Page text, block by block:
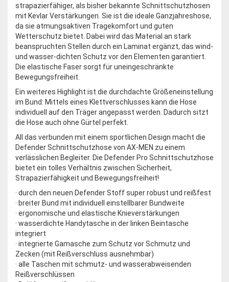
strapazierfähiger, als bisher bekannte Schnittschutzhosen
mit Kevlar Verstärkungen. Sie ist die ideale Ganzjahreshose,
da sie atmungsaktiven Tragekomfort und guten
Wetterschutz bietet. Dabei wird das Material an stark
beanspruchten Stellen durch ein Laminat ergänzt, das wind-
und wasser-dichten Schutz vor den Elementen garantiert.
Die elastische Faser sorgt für uneingeschränkte
Bewegungsfreiheit.
Ein weiteres Highlight ist die durchdachte Größeneinstellung
im Bund: Mittels eines Klettverschlusses kann die Hose
individuell auf den Träger angepasst werden. Dadurch sitzt
die Hose auch ohne Gürtel perfekt.
All das verbunden mit einem sportlichen Design macht die
Defender Schnittschutzhose von AX-MEN zu einem
verlässlichen Begleiter. Die Defender Pro Schnittschutzhose
bietet ein tolles Verhältnis zwischen Sicherheit,
Strapazierfähigkeit und Bewegungsfreiheit!
· durch den neuen Defender Stoff super robust und reißfest
· breiter Bund mit individuell einstellbarer Bundweite
· ergonomische und elastische Knieverstärkungen
· wasserdichte Handytasche in der linken Beintasche
integriert
· integrierte Gamasche zum Schutz vor Schmutz und
Zecken (mit Reißverschluss ausnehmbar)
· alle Taschen mit schmutz- und wasserabweisenden
Reißverschlüssen